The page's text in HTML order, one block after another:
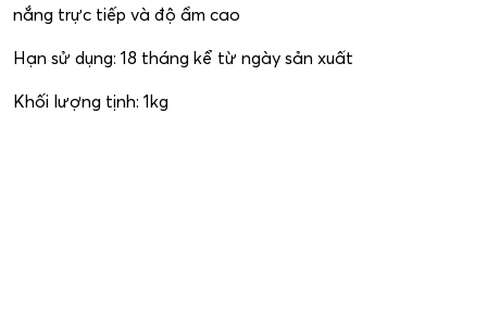
nắng trực tiếp và độ ẩm cao
Hạn sử dụng: 18 tháng kể từ ngày sản xuất
Khối lượng tịnh: 1kg